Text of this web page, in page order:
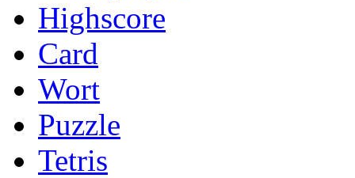
Highscore
Card
Wort
Puzzle
Tetris